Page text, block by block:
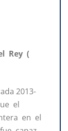
Rey (
2013-
el
en el